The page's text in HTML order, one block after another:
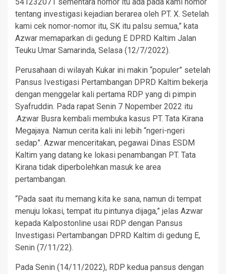
541232071 sementara nomor itu ada pada kami nomor
tentang investigasi kejadian berarea oleh PT. X. Setelah
kami cek nomor-nomor itu, SK itu palsu semua,” kata
Azwar memaparkan di gedung E DPRD Kaltim Jalan
Teuku Umar Samarinda, Selasa (12/7/2022).
Perusahaan di wilayah Kukar ini makin “populer” setelah
Pansus Ivestigasi Pertambangan DPRD Kaltim bekerja
dengan menggelar kali pertama RDP yang di pimpin
Syafruddin. Pada rapat Senin 7 Nopember 2022 itu
.Azwar Busra kembali membuka kasus PT. Tata Kirana
Megajaya. Namun cerita kali ini lebih “ngeri-ngeri
sedap”. Azwar menceritakan, pegawai Dinas ESDM
Kaltim yang datang ke lokasi penambangan PT. Tata
Kirana tidak diperbolehkan masuk ke area
pertambangan.
“Pada saat itu memang kita ke sana, namun di tempat
menuju lokasi, tempat itu pintunya dijaga,” jelas Azwar
kepada Kalpostonline usai RDP dengan Pansus
Investigasi Pertambangan DPRD Kaltim di gedung E,
Senin (7/11/22).
Pada Senin (14/11/2022), RDP kedua pansus dengan